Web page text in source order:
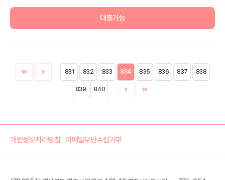
대출가능
831 832 833 834 835 836 837 838
839 840
개인정보처리방침 이메일무단수집거부